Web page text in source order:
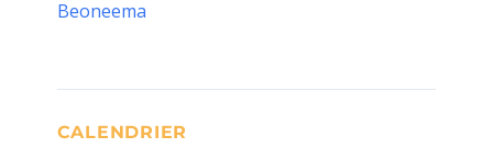
Beoneema
CALENDRIER